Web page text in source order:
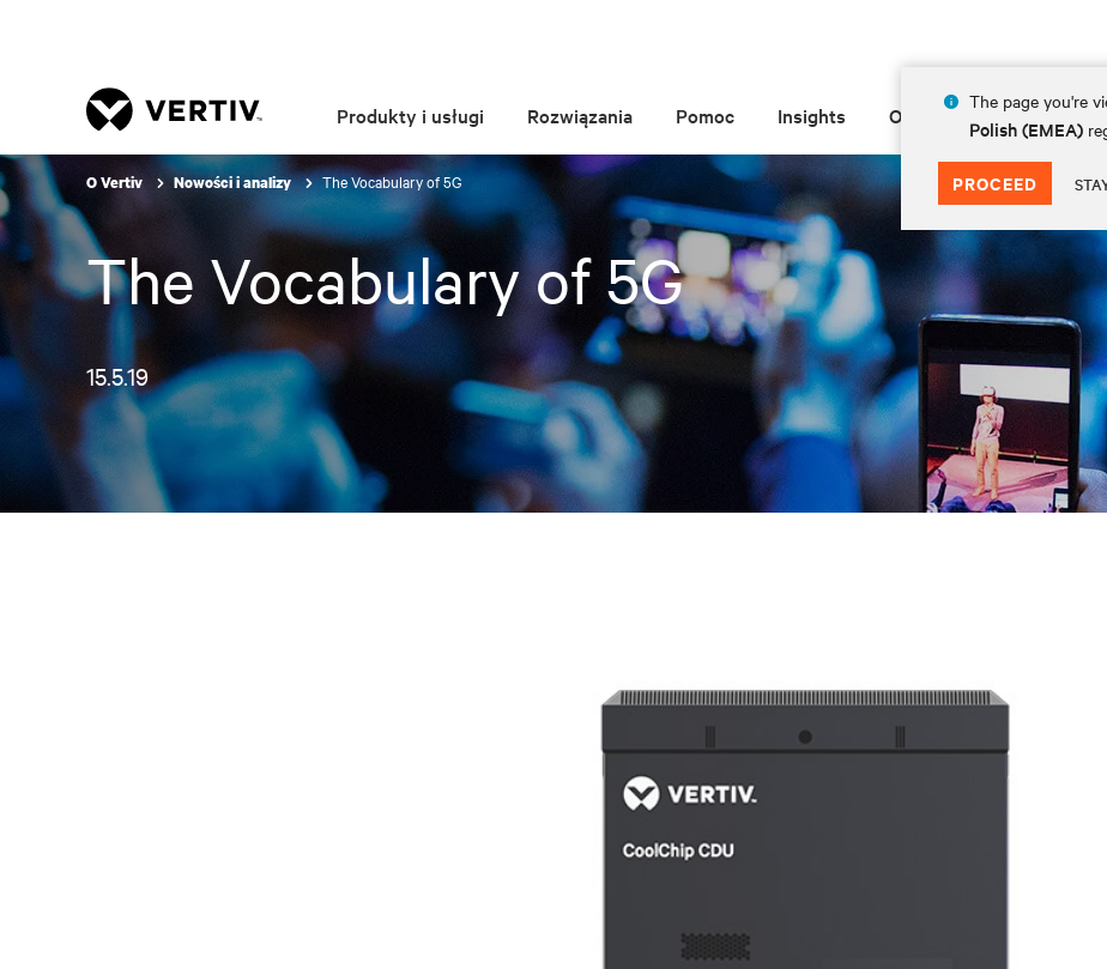
The page you're
Polish (EMEA)
PROCEED
Produkty i usługi Rozwiązania Pomoc Insights O Vertiv
O Vertiv Nowości i analizy The Vocabulary of 5G
The Vocabulary of 5G
15.5.19